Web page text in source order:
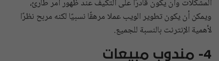
المشكلات وأن يكون قادرًا على التكيف عند ظهور أمر طارئ،
ويمكن أن يكون تطوير الويب عملا مرهقًا نسبيًا لكنه مربح نظرًا
لأهمية الإنترنت بالنسبة للجميع.
4- مندوب مبيعات